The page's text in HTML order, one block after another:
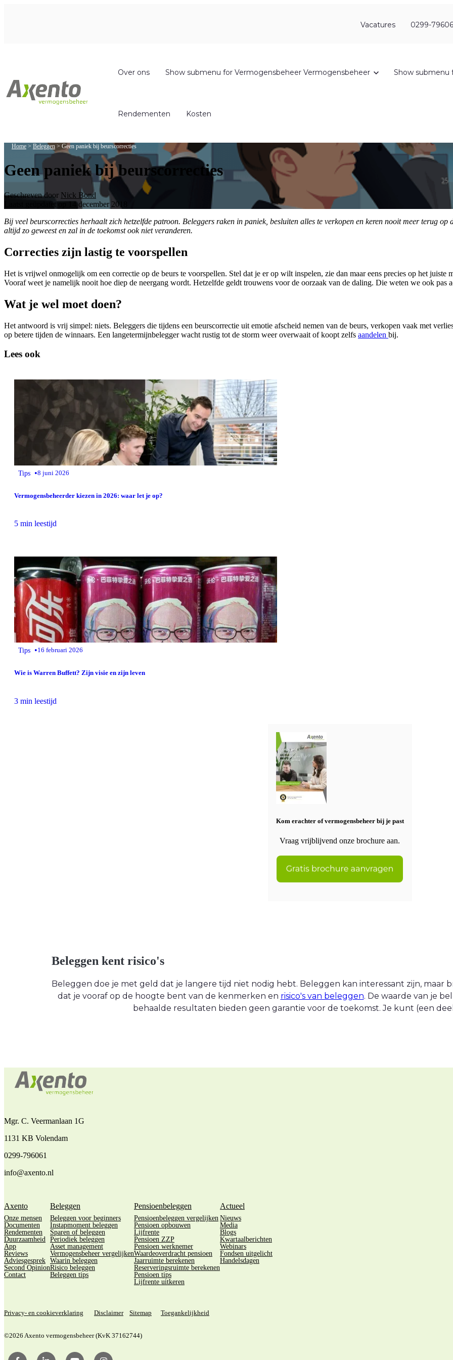
Vacatures 0299-
Over ons Show submenu for Vermogensbeheer Vermogensbeheer Show submenu
Rendementen Kosten
Home > Beleggen > Geen paniek bij beurscorrecties
Geen paniek bij beurscorrecties
Geschreven door Nick Bond
Laatst geüpdatet op 14 december 2018
Bij veel beurscorrecties herhaalt zich hetzelfde patroon. Beleggers raken in paniek, besluiten alles te verkopen en keren nooit meer terug
altijd zo geweest en zal in de toekomst ook niet veranderen.
Correcties zijn lastig te voorspellen
Het is vrijwel onmogelijk om een correctie op de beurs te voorspellen. Stel dat je er op wilt inspelen, zie dan maar eens precies op het juiste
Vooraf weet je namelijk nooit hoe diep de neergang wordt. Hetzelfde geldt trouwens voor de oorzaak van de daling. Die weten we ook pas
Wat je wel moet doen?
Het antwoord is vrij simpel: niets. Beleggers die tijdens een beurscorrectie uit emotie afscheid nemen van de beurs, verkopen vaak met
op betere tijden de winnaars. Een langetermijnbelegger wacht rustig tot de storm weer overwaait of koopt zelfs aandelen bij.
Lees ook
Tips •8 juni 2026
Vermogensbeheerder kiezen in 2026: waar let je op?
5 min leestijd
Tips •16 februari 2026
Wie is Warren Buffett? Zijn visie en zijn leven
3 min leestijd
Kom erachter of vermogensbeheer bij je past
Vraag vrijblijvend onze brochure aan.
Beleggen kent risico's
Beleggen doe je met geld dat je langere tijd niet nodig hebt. Beleggen kan interessant zijn, maar
dat je vooraf op de hoogte bent van de kenmerken en risico's van beleggen. De waarde van je
behaalde resultaten bieden geen garantie voor de toekomst. Je kunt (een
Mgr. C. Veermanlaan 1G
1131 KB Volendam
0299-796061
info@axento.nl
Axento
Onze mensen
Documenten
Rendementen
Duurzaamheid
App
Reviews
Adviesgesprek
Second Opinion
Contact
Beleggen
Beleggen voor beginners
Instapmoment beleggen
Sparen of beleggen
Periodiek beleggen
Asset management
Vermogensbeheer vergelijken
Waarin beleggen
Risico beleggen
Beleggen tips
Pensioenbeleggen
Pensioenbeleggen vergelijken
Pensioen opbouwen
Lijfrente
Pensioen ZZP
Pensioen werknemer
Waardeoverdracht pensioen
Jaarruimte berekenen
Reserveringsruimte berekenen
Pensioen tips
Lijfrente uitkeren
Actueel
Nieuws
Media
Blogs
Kwartaalberichten
Webinars
Fondsen uitgelicht
Handelsdagen
Privacy- en cookieverklaring Disclaimer Sitemap Toegankelijkheid
©2026 Axento vermogensbeheer (KvK 37162744)